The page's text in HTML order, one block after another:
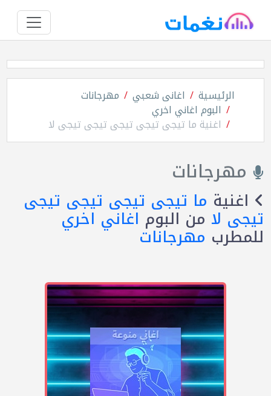
الرئيسية اغانى شعبي مهرجانات
البوم اغاني اخري
اغنية ما تيجى تيجى تيجى تيجى تيجى لا
مهرجانات
اغنية ما تيجى تيجى تيجى تيجى
تيجى لا من البوم اغاني اخري
للمطرب مهرجانات